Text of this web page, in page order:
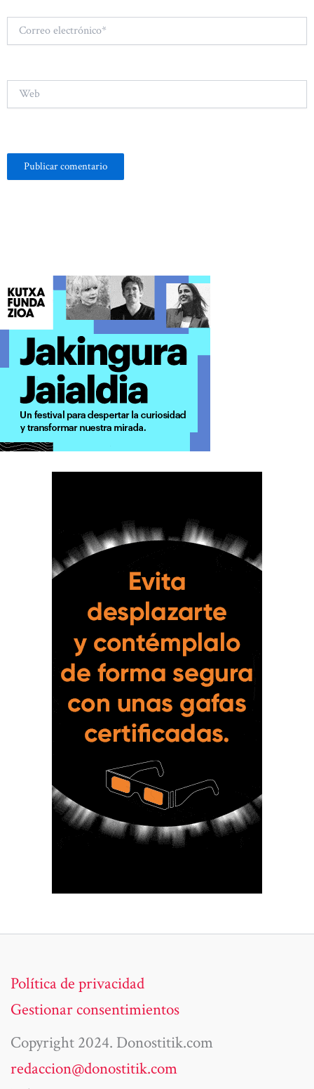
Correo
electrónico*
Web
Política de privacidad
Gestionar consentimientos
Copyright 2024. Donostitik.com
redaccion@donostitik.com